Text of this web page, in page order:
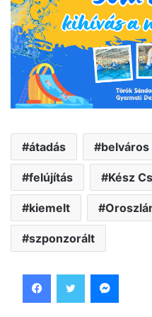
átadás belváros
felújítás Kész
kiemelt
szponzorált